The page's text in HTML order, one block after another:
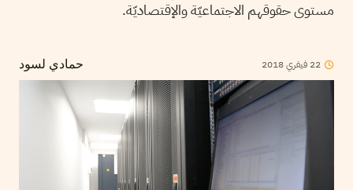
مستوى حقوقهم الاجتماعيّة والإقتصاديّة.
حمادي لسود 22 فيفري2018